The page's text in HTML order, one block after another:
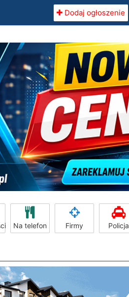
Dodaj ogłoszenie
Na telefon Firmy Policja